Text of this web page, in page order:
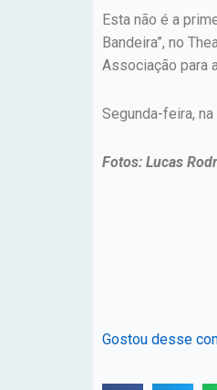
Esta não é a
Bandeira”, no
Associação para
Segunda-feira, na
Fotos: Lucas
Gostou desse